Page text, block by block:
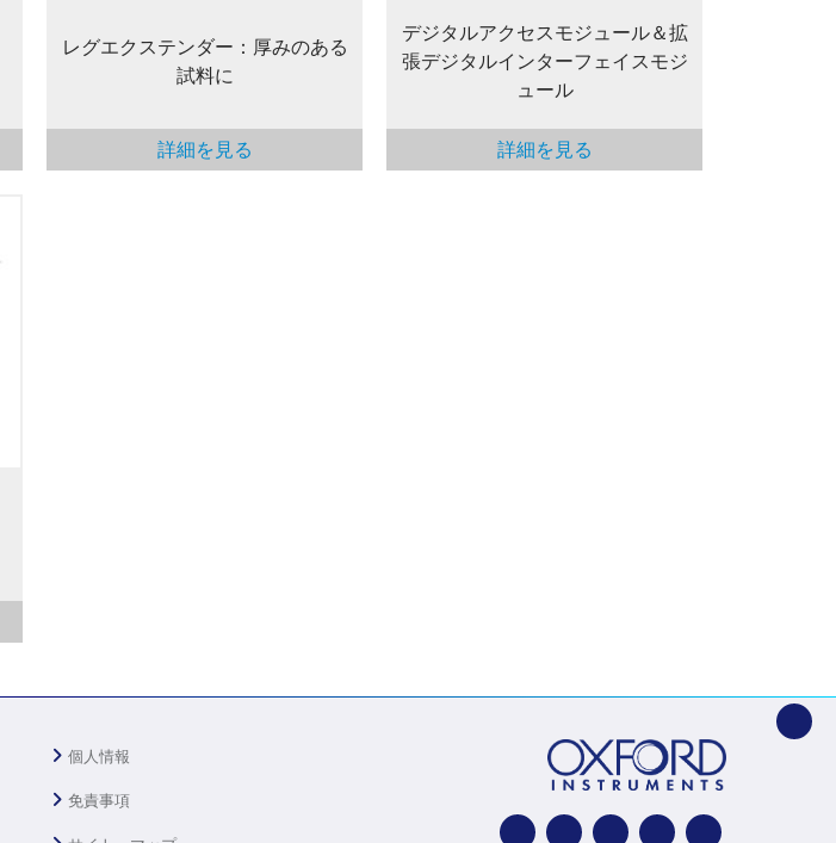
レグエクステンダー：厚みのある
試料に
詳細を見る
デジタルアクセスモジュール＆拡
張デジタルインターフェイスモジ
ュール
詳細を見る
個人情報
免責事項